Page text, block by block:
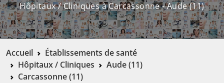
Hôpitaux / Cliniques à Carcassonne - Aude (11)
Accueil
Établissements de santé
Hôpitaux / Cliniques
Aude (11)
Carcassonne (11)